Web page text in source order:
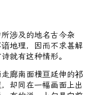
涉及的地名古今杂
地理，因而不求甚解
就有这种情形。
廊南面横亘廷伸的祁
却同在一幅画面上出